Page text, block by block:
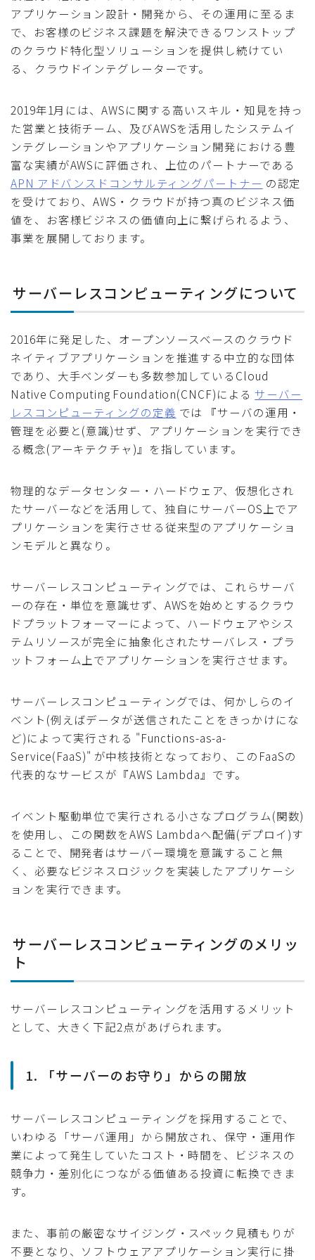
アプリケーション設計・開発から、その運用に至るま
で、お客様のビジネス課題を解決できるワンストップ
のクラウド特化型ソリューションを提供し続けてい
る、クラウドインテグレーターです。
2019年1月には、AWSに関する高いスキル・知見を持っ
た営業と技術チーム、及びAWSを活用したシステムイ
ンテグレーションやアプリケーション開発における豊
富な実績がAWSに評価され、上位のパートナーである
APN アドバンスドコンサルティングパートナー の認定
を受けており、AWS・クラウドが持つ真のビジネス価
値を、お客様ビジネスの価値向上に繋げられるよう、
事業を展開しております。
サーバーレスコンピューティングについて
2016年に発足した、オープンソースベースのクラウド
ネイティブアプリケーションを推進する中立的な団体
であり、大手ベンダーも多数参加しているCloud
Native Computing Foundation(CNCF)によるサーバー
レスコンピューティングの定義 では 『サーバの運用・
管理を必要と(意識)せず、アプリケーションを実行でき
る概念(アーキテクチャ)』を指しています。
物理的なデータセンター・ハードウェア、仮想化され
たサーバーなどを活用して、独自にサーバーOS上でア
プリケーションを実行させる従来型のアプリケーショ
ンモデルと異なり。
サーバーレスコンピューティングでは、これらサーバ
ーの存在・単位を意識せず、AWSを始めとするクラウ
ドプラットフォーマーによって、ハードウェアやシス
テムリソースが完全に抽象化されたサーバレス・プラ
ットフォーム上でアプリケーションを実行させます。
サーバーレスコンピューティングでは、何かしらのイ
ベント(例えばデータが送信されたことをきっかけにな
ど)によって実行される "Functions-as-a-
Service(FaaS)" が中核技術となっており、このFaaSの
代表的なサービスが『AWS Lambda』です。
イベント駆動単位で実行される小さなプログラム(関数)
を使用し、この関数をAWS Lambdaへ配備(デプロイ)す
ることで、開発者はサーバー環境を意識すること無
く、必要なビジネスロジックを実装したアプリケーシ
ョンを実行できます。
サーバーレスコンピューティングのメリッ
ト
サーバーレスコンピューティングを活用するメリット
として、大きく下記2点があげられます。
1. 「サーバーのお守り」からの開放
サーバーレスコンピューティングを採用することで、
いわゆる「サーバ運用」から開放され、保守・運用作
業によって発生していたコスト・時間を、ビジネスの
競争力・差別化につながる価値ある投資に転換できま
す。
また、事前の厳密なサイジング・スペック見積もりが
不要となり、ソフトウェアアプリケーション実行に掛